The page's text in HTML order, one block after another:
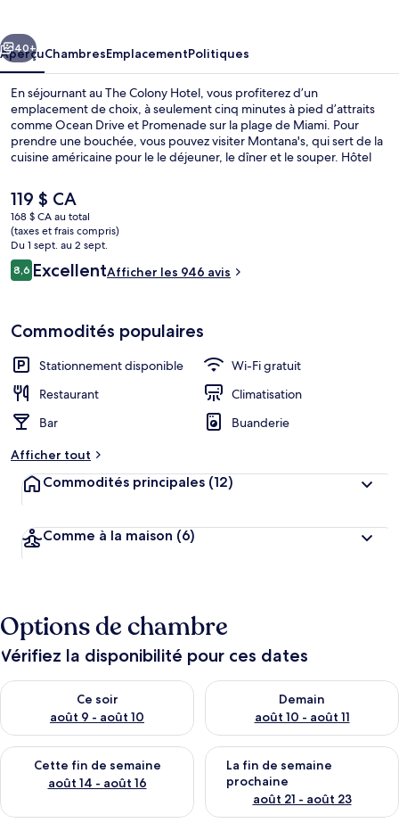
Suivant
40+
AperçuChambresEmplacementPolitiques
En séjournant au The Colony Hotel, vous profiterez d’un
emplacement de choix, à seulement cinq minutes à pied d’attraits
comme Ocean Drive et Promenade sur la plage de Miami. Pour
prendre une bouchée, vous pouvez visiter Montana's, qui sert de la
cuisine américaine pour le le déjeuner, le dîner et le souper. Hôtel
des points saillants suivants : Zone commerçante de Collins Avenue
et Quartier historique Art Déco. Le personnel serviable et
l’emplacement sont des éléments très prisés par les voyageurs.
Le
prix
actuel
est
de 119 $ CA
119 $ CA
168 $ CA au total
(taxes et frais compris)
Du 1 sept. au 2 sept.
Avis
8,68,6 sur 10 –
ExcellentAfficher les 946 avis
Commodités populaires
Stationnement disponible
Wi-Fi gratuit
Restaurant
Climatisation
Bar
Buanderie
Afficher tout
Commodités principales (12)
Comme à la maison (6)
Options de chambre
Vérifiez la disponibilité pour ces dates
Ce soir
août 9 - août 10
Vérifier la disponibilité pour ce soir août 9 - août 10
Demain
août 10 - août 11
Vérifier la disponibilité pour
Cette fin de semaine
août 14 - août 16
Vérifier la disponibilité pour cette fin de semaine août 14 -
La fin de semaine
prochaine
août 21 - août 23
Vérifier la disponibilité pour